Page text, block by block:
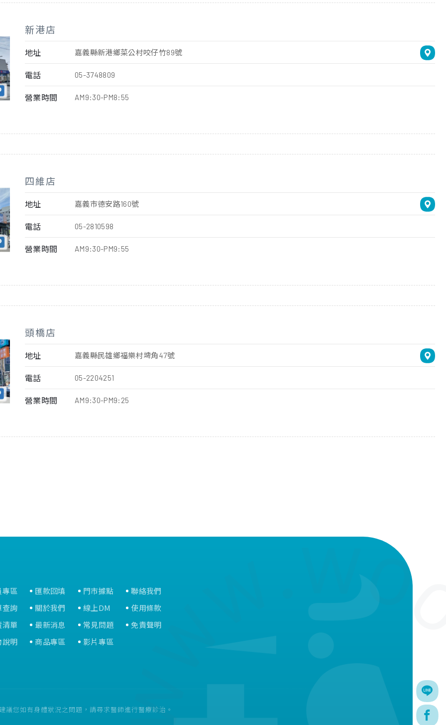
新港店
營業時間 AM9:30-PM8:55
電話 05-3748809
地址 嘉義縣新港鄉菜公村咬仔竹89號
四維店
營業時間 AM9:30-PM9:55
電話 05-2810598
地址 嘉義市德安路160號
頭橋店
營業時間 AM9:30-PM9:25
電話 05-2204251
地址 嘉義縣民雄鄉福樂村埤角47號
專區
查詢
清單
說明
匯款回填
關於我們
最新消息
商品專區
門市據點
線上DM
常見問題
影片專區
聯絡我們
使用條款
免責聲明
您如有身體狀況之問題，請尋求醫師進行醫療診治。